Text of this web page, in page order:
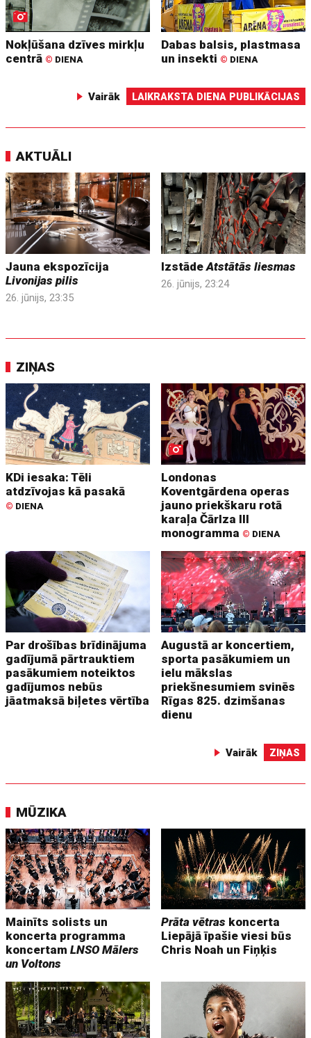
Nokļūšana dzīves mirkļu
centrā © DIENA
Dabas balsis, plastmasa
un insekti © DIENA
Vairāk LAIKRAKSTA DIENA PUBLIKĀCIJAS
AKTUĀLI
Jauna ekspozīcija
Livonijas pilis
26. jūnijs, 23:35
IzstādeAtstātās liesmas
26. jūnijs, 23:24
ZIŅAS
KDi iesaka: Tēli
atdzīvojas kā pasakā
© DIENA
Londonas
Koventgārdena operas
jauno priekškaru rotā
karaļa Čārlza III
monogramma © DIENA
Par drošības brīdinājuma
gadījumā pārtrauktiem
pasākumiem noteiktos
gadījumos nebūs
jāatmaksā biļetes vērtība
Augustā ar koncertiem,
sporta pasākumiem un
ielu mākslas
priekšnesumiem svinēs
Rīgas 825. dzimšanas
dienu
Vairāk ZIŅAS
MŪZIKA
Mainīts solists un
koncerta programma
koncertamLNSO Mālers
un Voltons
Prāta vētras koncerta
Liepājā īpašie viesi būs
Chris Noah un Fiņķis